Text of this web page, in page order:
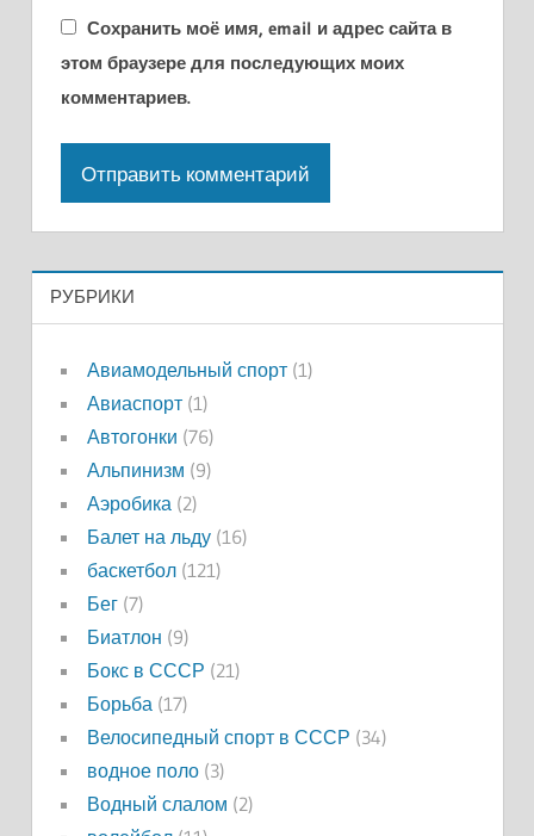
Сохранить моё имя, email и адрес сайта в
этом браузере для последующих моих
комментариев.
РУБРИКИ
Авиамодельный спорт(1)
Авиаспорт(1)
Автогонки (76)
Альпинизм (9)
Аэробика (2)
Балет на льду(16)
баскетбол(121)
Бег(7)
Биатлон (9)
Бокс в СССР (21)
Борьба (17)
Велосипедный спорт в СССР (34)
водное поло(3)
Водный слалом (2)